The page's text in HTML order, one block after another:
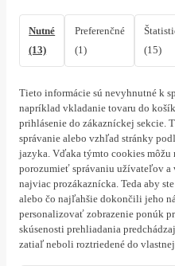
Nutné
(13)
Preferenčné
(1)
(15)
Tieto informácie sú nevyhnutné k
napríklad vkladanie tovaru do
prihlásenie do zákazníckej sekcie.
správanie alebo vzhľad stránky
jazyka. Vďaka týmto cookies
porozumieť správaniu užívateľov
najviac prozákaznícka. Teda aby
alebo čo najľahšie dokončili jeho
personalizovať zobrazenie ponúk
skúsenosti prehliadania
zatiaľ neboli roztriedené do